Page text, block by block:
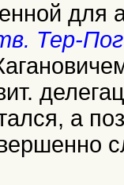
для
Тер-
а